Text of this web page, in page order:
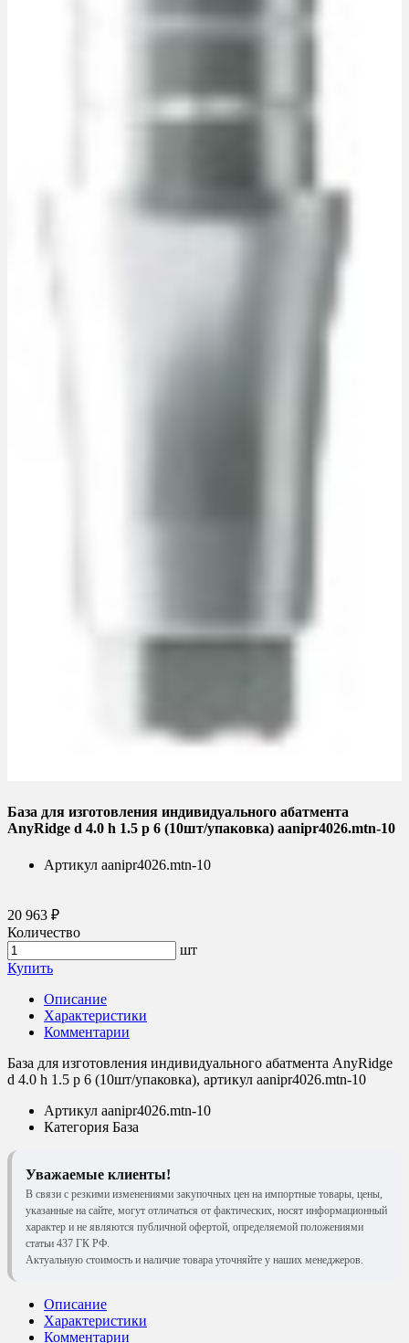
База для изготовления индивидуального абатмента
AnyRidge d 4.0 h 1.5 p 6 (10шт/упаковка) aanipr4026.mtn-10
Артикул aanipr4026.mtn-10
20 963 ₽
Количество
шт
Купить
Описание
Характеристики
Комментарии
База для изготовления индивидуального абатмента AnyRidge
d 4.0 h 1.5 p 6 (10шт/упаковка), артикул aanipr4026.mtn-10
Артикул aanipr4026.mtn-10
Категория База
Уважаемые клиенты!
В связи с резкими изменениями закупочных цен на импортные товары, цены,
указанные на сайте, могут отличаться от фактических, носят информационный
характер и не являются публичной офертой, определяемой положениями
статьи 437 ГК РФ.
Актуальную стоимость и наличие товара уточняйте у наших менеджеров.
Описание
Характеристики
Комментарии